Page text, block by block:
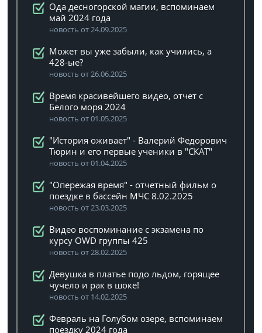
Ода десногорской магии, вспоминаем
май 2024 года
новость от 24.09.2025
Может вы уже забыли, как учились, а
428-ые?
новость от 26.06.2025
Время красивейшего видео, отчет с
Белого моря 2024
новость от 01.05.2025
"История оживает" - Валерий Федорович
Тюрин и его первые ученики в "СКАТ"
новость от 01.04.2025
"Опережая время" - отчетный фильм о
поездке в бассейн МЧС 8.02.2025
новость от 23.03.2025
Видео воспоминание с экзамена по
курсу OWD группы 425
новость от 28.02.2025
Девушка в платье подо льдом, горящее
чучело и рак в шоке!
новость от 14.02.2025
Февраль на Голубом озере, вспоминаем
поездку 2024 года